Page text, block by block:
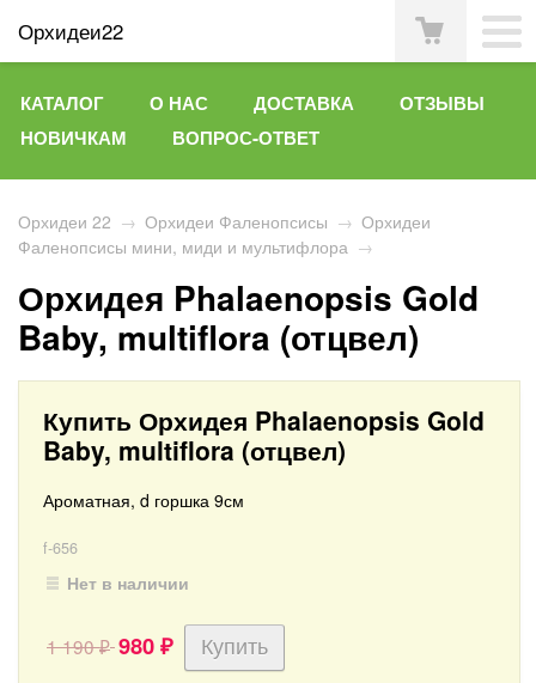
Орхидеи22
КАТАЛОГ О НАС ДОСТАВКА
ОТЗЫВЫ
НОВИЧКАМ
ВОПРОС-ОТВЕТ
Орхидеи 22 → Орхидеи Фаленопсисы → Орхидеи
Фаленопсисы мини, миди и мультифлора →
Орхидея Phalaenopsis Gold
Baby, multiflora (отцвел)
Купить Орхидея Phalaenopsis Gold
Baby, multiflora (отцвел)
Ароматная, d горшка 9см
f-656
Нет в наличии
1 190₽ 980 ₽